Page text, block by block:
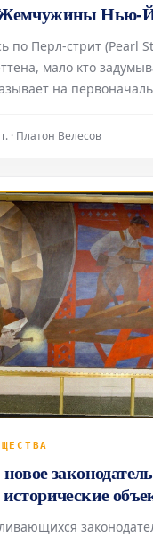
Нью-
по Перл-стрит (Pearl
мало кто
на
имя благодаря
· Платон Велесов
давления?